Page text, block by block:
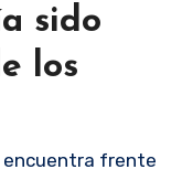
sido
los
encuentra frente